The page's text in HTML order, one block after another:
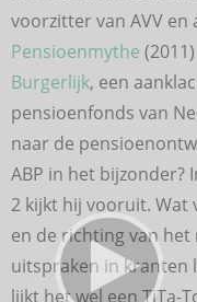
voorzitter van AVV
Pensioenmythe
Burgerlijk, een
pensioenfonds van
naar de
ABP in het bijzonder?
2 kijkt hij vooruit. Wat
en de richting van het
uitspraken in kranten
lijkt het wel een TiTa-